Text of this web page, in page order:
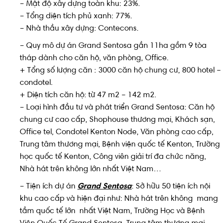
– Mật độ xây dựng toàn khu: 23%.
– Tổng diện tích phủ xanh: 77%.
– Nhà thầu xây dựng: Contecons.
– Quy mô dự án Grand Sentosa gần 11ha gồm 9 tòa
tháp dành cho căn hộ, văn phòng, Office.
+ Tổng số lượng căn : 3000 căn hộ chung cư, 800 hotel –
condotel.
+ Diện tích căn hộ: từ 47 m2 – 142 m2.
– Loại hình đầu tư và phát triển Grand Sentosa: Căn hộ
chung cư cao cấp, Shophouse thương mại, Khách sạn,
Office tel, Condotel Kenton Node, Văn phòng cao cấp,
Trung tâm thương mại, Bệnh viện quốc tế Kenton, Trường
học quốc tế Kenton, Công viên giải trí đa chức năng,
Nhà hát trên không lớn nhất Việt Nam…
– Tiện ích dự án Grand Sentosa: Sở hữu 50 tiện ích nội
khu cao cấp và hiện đại như: Nhà hát trên không mang
tầm quốc tế lớn nhất Việt Nam, Trường Học và Bệnh